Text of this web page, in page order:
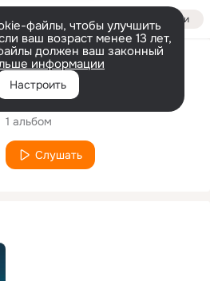
Войти
файлы, чтобы улучшить
ваш возраст менее 13 лет,
должен ваш законный
информации
Настроить
Исполнитель
Jade Boyd
1 альбом
Слушать